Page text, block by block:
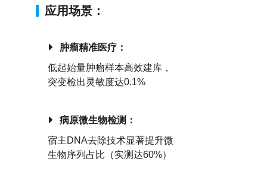
应用场景：
肿瘤精准医疗：
低起始量肿瘤样本高效建库，
突变检出灵敏度达0.1%
病原微生物检测：
宿主DNA去除技术显著提升微
生物序列占比（实测达60%）